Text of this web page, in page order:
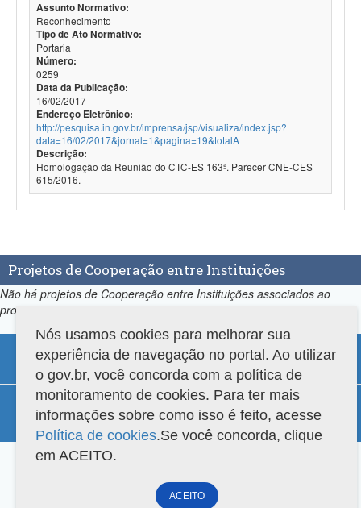
Assunto Normativo:
Reconhecimento
Tipo de Ato Normativo:
Portaria
Número:
0259
Data da Publicação:
16/02/2017
Endereço Eletrônico:
http://pesquisa.in.gov.br/imprensa/jsp/visualiza/index.jsp?
data=16/02/2017&jornal=1&pagina=19&totalA
Descrição:
Homologação da Reunião do CTC-ES 163ª. Parecer CNE-CES
615/2016.
Projetos de Cooperação entre Instituições
Não há projetos de Cooperação entre Instituições associados ao
programa.
Compatibilidade
Versão do sistema: 3.88.9 Copyright 2022 Capes. Todos os direitos reservados.
Nós usamos cookies para melhorar sua
experiência de navegação no portal. Ao utilizar
o gov.br, você concorda com a política de
monitoramento de cookies. Para ter mais
informações sobre como isso é feito, acesse
Política de cookies.Se você concorda, clique
em ACEITO.
ACEITO